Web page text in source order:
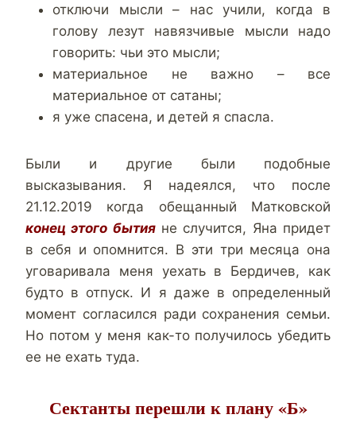
отключи мысли – нас учили, когда в
голову лезут навязчивые мысли надо
говорить: чьи это мысли;
материальное не важно – все
материальное от сатаны;
я уже спасена, и детей я спасла.
Были и другие были подобные
высказывания. Я надеялся, что после
21.12.2019 когда обещанный Матковской
конец этого бытияне случится, Яна придет
в себя и опомнится. В эти три месяца она
уговаривала меня уехать в Бердичев, как
будто в отпуск. И я даже в определенный
момент согласился ради сохранения семьи.
Но потом у меня как-то получилось убедить
ее не ехать туда.
Сектанты перешли к плану «Б»